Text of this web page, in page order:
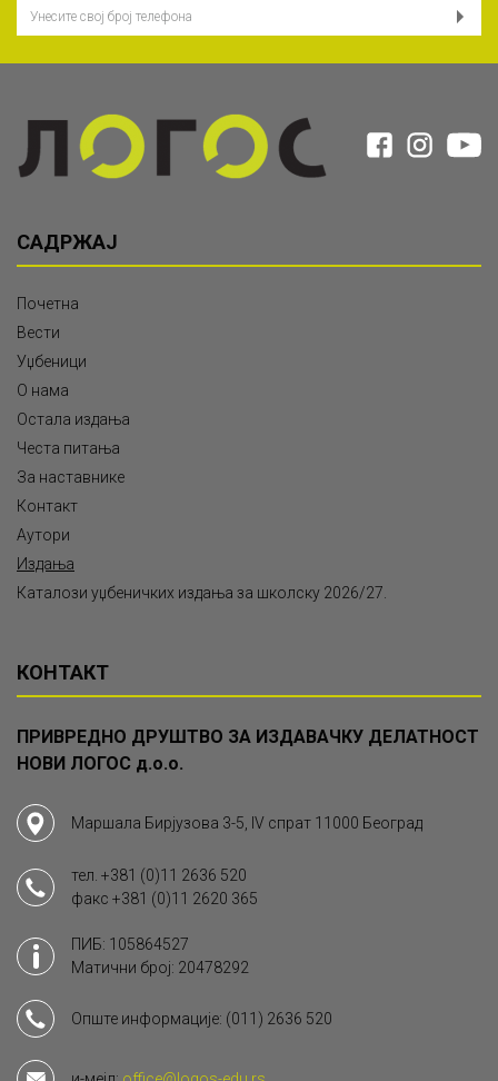
САДРЖАЈ
Почетна
Вести
Уџбеници
О нама
Остала издања
Честа питања
За наставнике
Контакт
Аутори
Издања
Каталози уџбеничких издања за школску 2026/27.
КОНТАКТ
ПРИВРЕДНО ДРУШТВО ЗА ИЗДАВАЧКУ ДЕЛАТНОСТ
НОВИ ЛОГОС д.о.о.
Маршала Бирјузова 3-5, IV спрат 11000 Београд
тел. +381 (0)11 2636 520
факс +381 (0)11 2620 365
ПИБ: 105864527
Матични број: 20478292
Опште информације: (011) 2636 520